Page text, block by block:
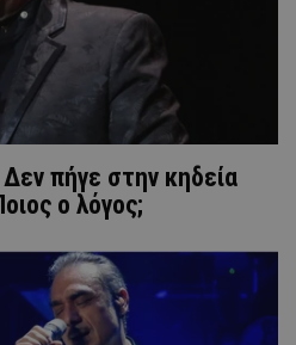
πήγε στην κηδεία
ο λόγος;